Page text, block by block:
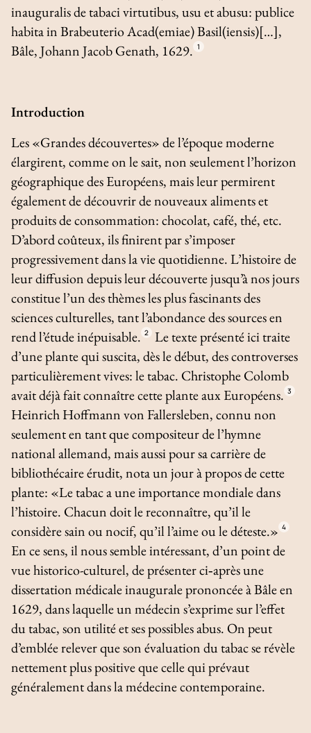
inauguralis de tabaci virtutibus, usu et abusu: publice
habita in Brabeuterio Acad(emiae) Basil(iensis)[…],
Bâle, Johann Jacob Genath, 1629. 1
Introduction
Les «Grandes découvertes» de l’époque moderne
élargirent, comme on le sait, non seulement l’horizon
géographique des Européens, mais leur permirent
également de découvrir de nouveaux aliments et
produits de consommation: chocolat, café, thé, etc.
D’abord coûteux, ils finirent par s’imposer
progressivement dans la vie quotidienne. L’histoire de
leur diffusion depuis leur découverte jusqu’à nos jours
constitue l’un des thèmes les plus fascinants des
sciences culturelles, tant l’abondance des sources en
rend l’étude inépuisable. 2
Le texte présenté ici traite
d’une plante qui suscita, dès le début, des controverses
particulièrement vives: le tabac. Christophe Colomb
avait déjà fait connaître cette plante aux Européens. 3
Heinrich Hoffmann von Fallersleben, connu non
seulement en tant que compositeur de l’hymne
national allemand, mais aussi pour sa carrière de
bibliothécaire érudit, nota un jour à propos de cette
plante: «Le tabac a une importance mondiale dans
l’histoire. Chacun doit le reconnaître, qu’il le
considère sain ou nocif, qu’il l’aime ou le déteste.» 4
En ce sens, il nous semble intéressant, d’un point de
vue historico-culturel, de présenter ci‑après une
dissertation médicale inaugurale prononcée à Bâle en
1629, dans laquelle un médecin s’exprime sur l’effet
du tabac, son utilité et ses possibles abus. On peut
d’emblée relever que son évaluation du tabac se révèle
nettement plus positive que celle qui prévaut
généralement dans la médecine contemporaine.